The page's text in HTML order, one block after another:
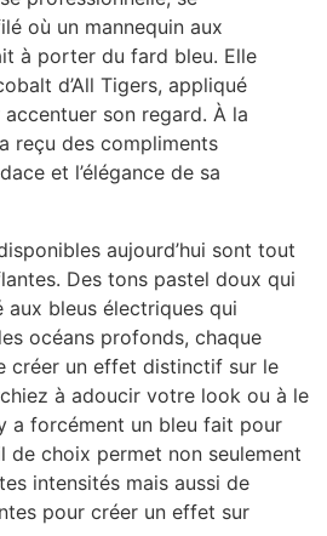
où un mannequin aux
à porter du fard bleu. Elle
d’All Tigers, appliqué
son regard. À la
reçu des compliments
et l’élégance de sa
aujourd’hui sont tout
Des tons pastel doux qui
aux bleus électriques qui
océans profonds, chaque
créer un effet distinctif sur le
à adoucir votre look ou à le
a forcément un bleu fait pour
de choix permet non seulement
intensités mais aussi de
pour créer un effet sur